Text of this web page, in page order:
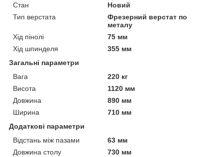
Стан
Новий
Тип верстата
Фрезерний верстат по
металу
Хід пінолі
75 мм
Хід шпинделя
355 мм
Загальні параметри
Вага
220 кг
Висота
1120 мм
Довжина
890 мм
Ширина
710 мм
Додаткові параметри
Відстань між пазами
63 мм
Довжина столу
730 мм